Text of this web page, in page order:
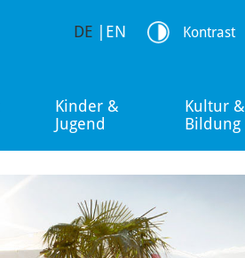
Kinder &
Jugend
Kultur &
Bildung
DE EN Kontrast